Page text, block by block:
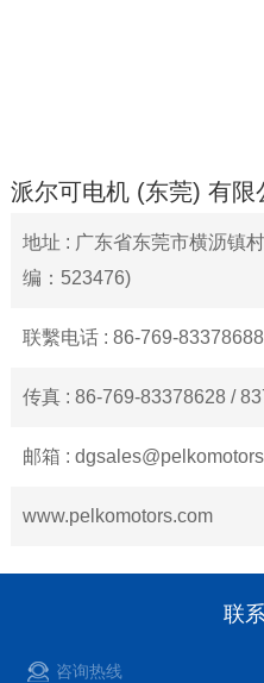
派尔可电机 (东莞) 有限
地址 : 广东省东莞市横沥镇
编：523476)
联繫电话 : 86-769-
传真 : 86-769-83378628 /
邮箱 :
www.pelkomotors.com
联
咨询热线